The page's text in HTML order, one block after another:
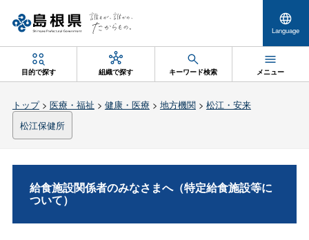
Language
目的で探す 組織で探す キーワード検索 メニュー
トップ> 医療・福祉 > 健康・医療 > 地方機関> 松江・安来
松江保健所
給食施設関係者のみなさまへ（特定給食施設等に
ついて）